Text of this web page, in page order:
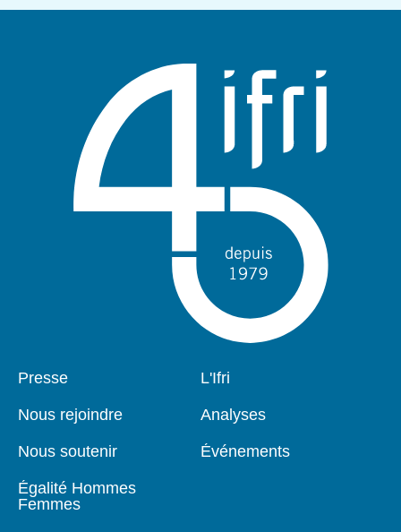
Pied
Presse
Nous rejoindre
Nous soutenir
Égalité Hommes
Femmes
Navigation
L'Ifri
Analyses
Événements